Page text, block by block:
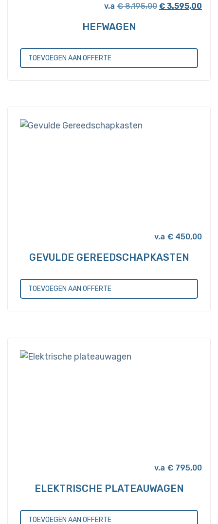
HEFWAGEN
€8.195,00 € 3.595,00
TOEVOEGEN AAN OFFERTE
GEVULDE GEREEDSCHAPKASTEN
€ 450,00
TOEVOEGEN AAN OFFERTE
ELEKTRISCHE PLATEAUWAGEN
€ 795,00
TOEVOEGEN AAN OFFERTE